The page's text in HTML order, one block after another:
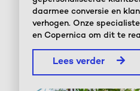
daarmee conversie en
verhogen. Onze
en Copernica om dit te
Lees verder